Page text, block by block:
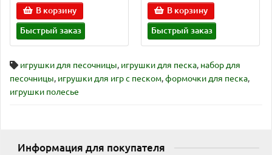
В корзину
Быстрый заказ
В корзину
Быстрый заказ
игрушки для песочницы, игрушки для песка, набор для
песочницы, игрушки для игр с песком,формочки для песка,
игрушки полесье
Информация для покупателя